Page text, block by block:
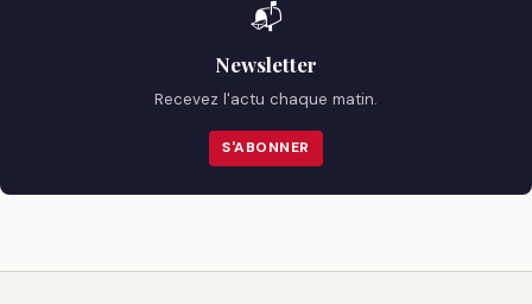
📬
Newsletter
Recevez l'actu chaque matin.
S'ABONNER